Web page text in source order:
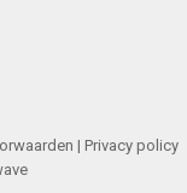
| Privacy policy